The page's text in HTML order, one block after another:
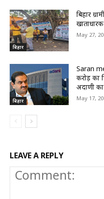
बिहार
बिहार
May 27,
बिहार
Saran
करोड़ का
अदाणी
May 17,
LEAVE A REPLY